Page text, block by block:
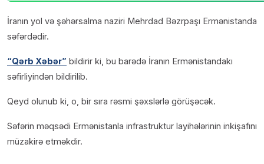
İranın yol və şəhərsalma naziri Mehrdad Bəzrpaşı Ermənistanda
səfərdədir.
“Qərb Xəbər” bildirir ki, bu barədə İranın Ermənistandakı
səfirliyindən bildirilib.
Qeyd olunub ki, o, bir sıra rəsmi şəxslərlə görüşəcək.
Səfərin məqsədi Ermənistanla infrastruktur layihələrinin inkişafını
müzakirə etməkdir.